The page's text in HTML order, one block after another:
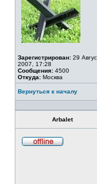
сети
Зарегистрирован: 29
2007, 17:28
Сообщения: 4500
Откуда: Москва
Вернуться к началу
Arbalet